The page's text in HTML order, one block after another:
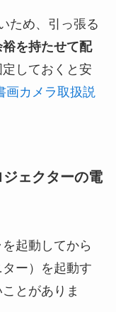
ため、引っ張る
を持たせて配
しておくと安
画カメラ取扱説
ェクターの電
起動してから
ー）を起動す
とがありま